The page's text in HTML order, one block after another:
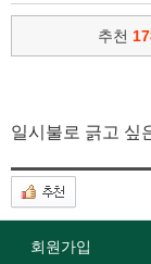
추천
일시불로 긁고 싶
회원가입